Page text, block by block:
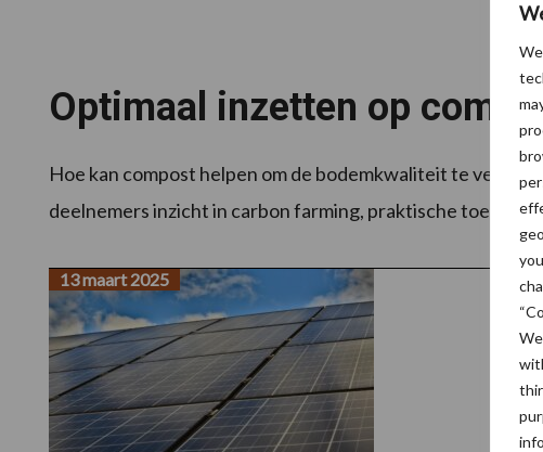
Optimaal inzetten op
Hoe kan compost helpen om de bodemkwaliteit te
deelnemers inzicht in carbon farming, praktische
13 maart 2025